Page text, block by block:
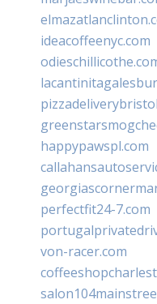
ideacoffeenyc.com
happypawspl.com
perfectfit24-7.com
von-racer.com